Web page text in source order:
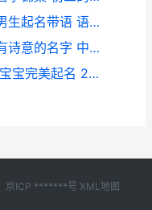
五行起名带语字男生名字 属木男生起名带语 语字取名的寓意五行
中间带卓字的名字女宝宝 卓字有诗意的名字 中间是卓的名字
2021年牛年男宝宝名字 牛年男宝宝完美起名 2021年牛年男宝缺木起什么名
京ICP *******号 XML地图